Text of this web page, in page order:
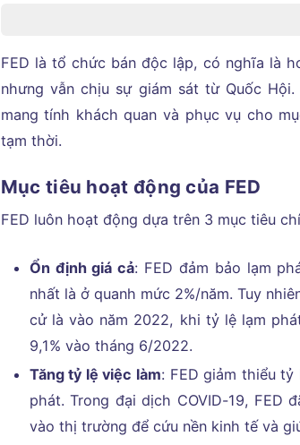
FED là tổ chức bán độc lập, có nghĩa là
nhưng vẫn chịu sự giám sát từ Quốc
mang tính khách quan và phục vụ cho
tạm thời.
Mục tiêu hoạt động của FED
FED luôn hoạt động dựa trên 3 mục tiêu
Ổn định giá cả: FED đảm bảo lạm
nhất là ở quanh mức 2%/năm. Tuy
cử là vào năm 2022, khi tỷ lệ lạm
9,1% vào tháng 6/2022.
Tăng tỷ lệ việc làm: FED giảm thiểu
phát. Trong đại dịch COVID-19, FED
vào thị trường để cứu nền kinh tế và